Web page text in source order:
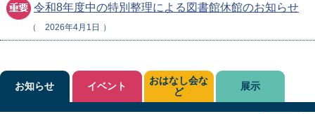
令和8年度中の特別整理による図書館休館のお知らせ
2026年4月1日
お知らせ イベント
おはなし会な
ど
展示